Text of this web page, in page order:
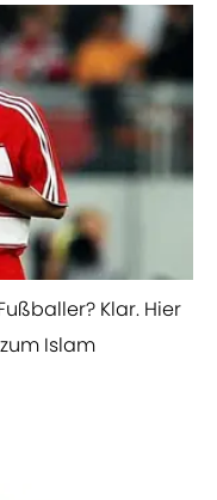
Klar. Hier
Islam